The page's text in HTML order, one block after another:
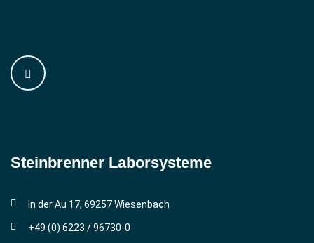
Steinbrenner ­Laborsysteme
In der Au 17, 69257 Wiesenbach
+49 (0) 6223 / 96730-0